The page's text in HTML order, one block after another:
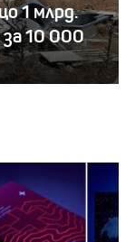
1 млрд.
за 10 000